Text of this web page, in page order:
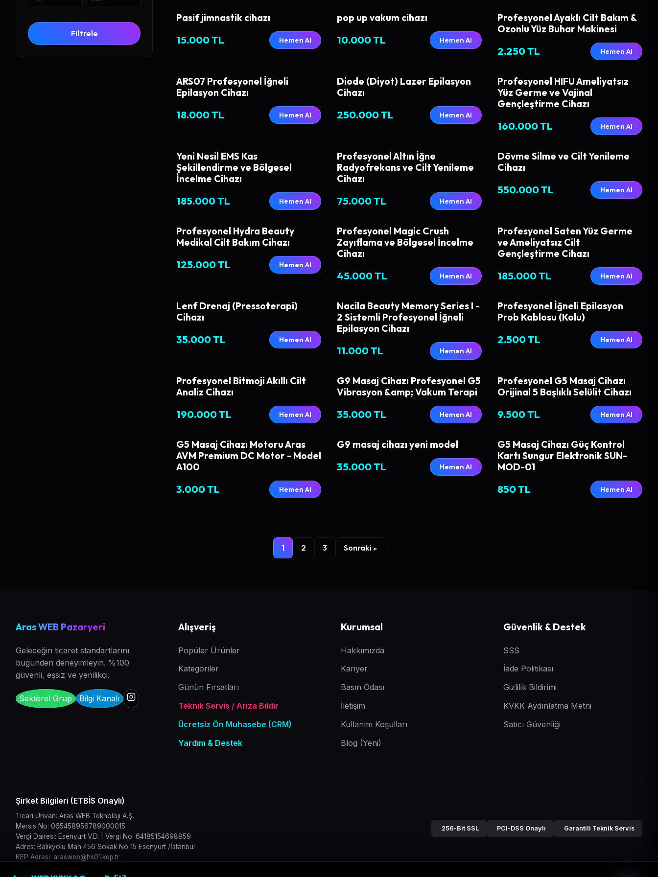
Filtrele
Pasif jimnastik cihazı
15.000 TL Hemen Al
pop up vakum cihazı
10.000 TL Hemen Al
Profesyonel Ayaklı Cilt Bakım &
Ozonlu Yüz Buhar Makinesi
2.250 TL Hemen Al
ARS07 Profesyonel İğneli
Epilasyon Cihazı
18.000 TL Hemen Al
Diode (Diyot) Lazer Epilasyon
Cihazı
250.000 TL Hemen Al
Profesyonel HIFU Ameliyatsız
Yüz Germe ve Vajinal
Gençleştirme Cihazı
160.000 TL Hemen Al
Yeni Nesil EMS Kas
Şekillendirme ve Bölgesel
İncelme Cihazı
185.000 TL Hemen Al
Profesyonel Altın İğne
Radyofrekans ve Cilt Yenileme
Cihazı
75.000 TL Hemen Al
Dövme Silme ve Cilt Yenileme
Cihazı
550.000 TL Hemen Al
Profesyonel Hydra Beauty
Medikal Cilt Bakım Cihazı
125.000 TL Hemen Al
Profesyonel Magic Crush
Zayıflama ve Bölgesel İncelme
Cihazı
45.000 TL Hemen Al
Profesyonel Saten Yüz Germe
ve Ameliyatsız Cilt
Gençleştirme Cihazı
185.000 TL Hemen Al
Lenf Drenaj (Pressoterapi)
Cihazı
35.000 TL Hemen Al
Nacila Beauty Memory Series I -
2 Sistemli Profesyonel İğneli
Epilasyon Cihazı
11.000 TL Hemen Al
Profesyonel İğneli Epilasyon
Prob Kablosu (Kolu)
2.500 TL Hemen Al
Profesyonel Bitmoji Akıllı Cilt
Analiz Cihazı
190.000 TL Hemen Al
G9 Masaj Cihazı Profesyonel G5
Vibrasyon &amp; Vakum Terapi
35.000 TL Hemen Al
Profesyonel G5 Masaj Cihazı
Orijinal 5 Başlıklı Selülit Cihazı
9.500 TL Hemen Al
G5 Masaj Cihazı Motoru Aras
AVM Premium DC Motor - Model
A100
3.000 TL Hemen Al
G9 masaj cihazı yeni model
35.000 TL Hemen Al
G5 Masaj Cihazı Güç Kontrol
Kartı Sungur Elektronik SUN-
MOD-01
850 TL Hemen Al
1 2 3 Sonraki »
Aras WEB Pazaryeri
Geleceğin ticaret standartlarını
bugünden deneyimleyin. %100
güvenli, eşsiz ve yenilikçi.
Sektörel Grup Bilgi Kanalı
Alışveriş
Popüler Ürünler
Kategoriler
Günün Fırsatları
Teknik Servis / Arıza Bildir
Ücretsiz Ön Muhasebe (CRM)
Yardım & Destek
Kurumsal
Hakkımızda
Kariyer
Basın Odası
İletişim
Kullanım Koşulları
Blog (Yeni)
Güvenlik & Destek
SSS
İade Politikası
Gizlilik Bildirimi
KVKK Aydınlatma Metni
Satıcı Güvenliği
Şirket Bilgileri (ETBİS Onaylı)
Ticari Ünvan: Aras WEB Teknoloji A.Ş.
Mersis No: 065458956789000015
Vergi Dairesi: Esenyurt V.D. | Vergi No: 64185154698859
Adres: Balıkyolu Mah 456 Sokak No 15 Esenyurt /İstanbul
KEP Adresi: arasweb@hs01.kep.tr
256-Bit SSL PCI-DSS Onaylı Garantili Teknik Servis